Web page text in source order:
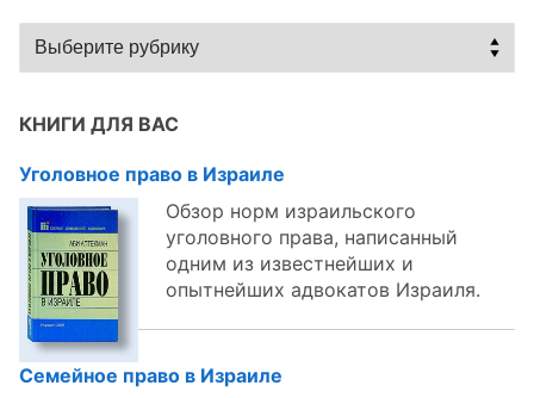
Статьи
по
КНИГИ ДЛЯ ВАС
Уголовное право в Израиле
Обзор норм израильского
уголовного права, написанный
одним из известнейших и
опытнейших адвокатов Израиля.
Семейное право в Израиле